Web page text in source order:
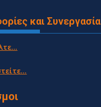
και Συνεργασία